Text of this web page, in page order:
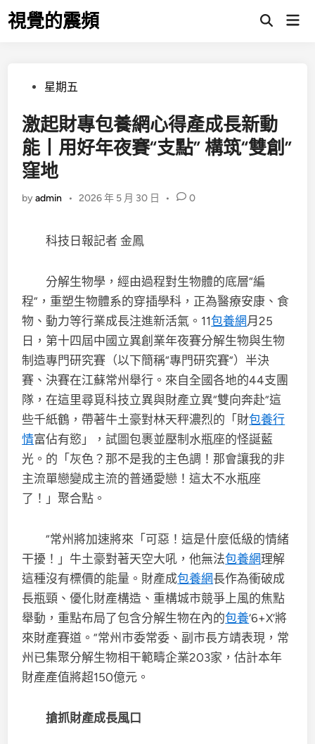
Skip
to視覺的震頻
Open
Posted星期五
激起財專包養網心得產成長新動
能丨用好年夜賽“支點” 構筑“雙創”
窪地
byadmin • 2026 年 5 月 30 日 • 0
科技日報記者 金鳳
分解生物學，經由過程對生物體的底層“編
程”，重塑生物體系的穿插學科，正為醫療安康、食
物、動力等行業成長注進新活氣。11包養網月25
日，第十四屆中國立異創業年夜賽分解生物與生物
制造專門研究賽（以下簡稱“專門研究賽”）半決
賽、決賽在江蘇常州舉行。來自全國各地的44支團
隊，在這里尋覓科技立異與財產立異“雙向奔赴”這
些千紙鶴，帶著牛土豪對林天秤濃烈的「財包養行
情富佔有慾」，試圖包裹並壓制水瓶座的怪誕藍
光。的「灰色？那不是我的主色調！那會讓我的非
主流單戀變成主流的普通愛戀！這太不水瓶座
了！」聚合點。
“常州將加速將來「可惡！這是什麼低級的情緒
干擾！」牛土豪對著天空大吼，他無法包養網理解
這種沒有標價的能量。財產成包養網長作為衝破成
長瓶頸、優化財產構造、重構城市競爭上風的焦點
舉動，重點布局了包含分解生物在內的包養‘6+X’將
來財產賽道。”常州市委常委、副市長方靖表現，常
州已集聚分解生物相干範疇企業203家，估計本年
財產產值將超150億元。
搶抓財產成長風口